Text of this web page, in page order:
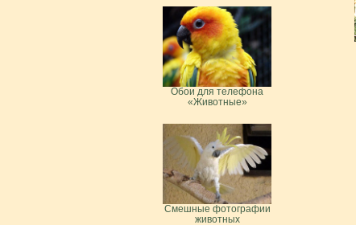
Обои для телефона
«Животные»
Смешные фотографии
животных